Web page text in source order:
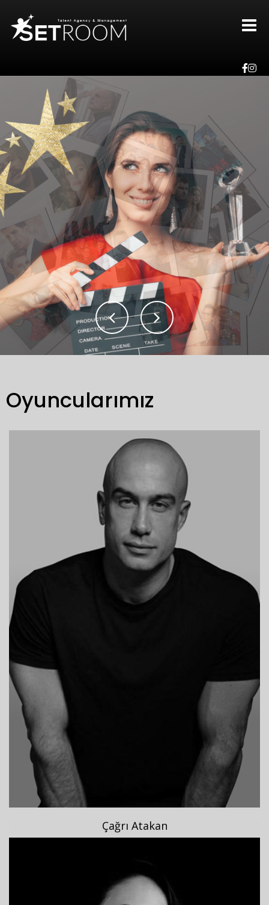
Oyuncularımız
Çağrı Atakan